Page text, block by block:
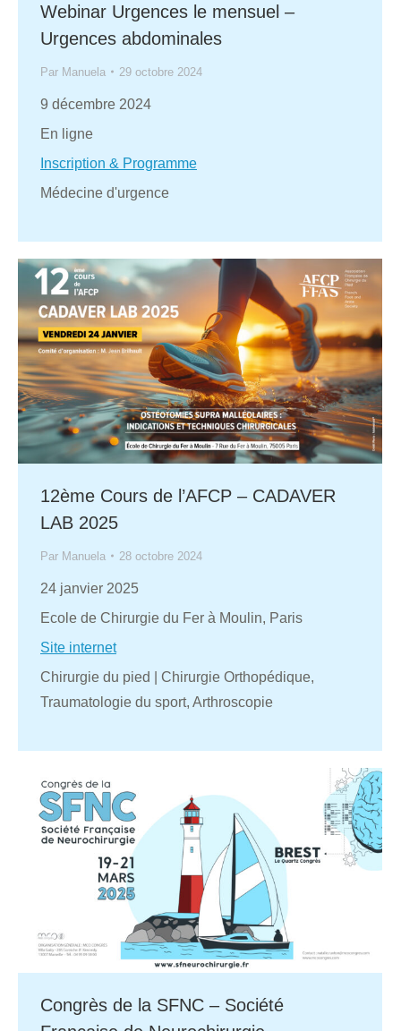
Webinar Urgences le mensuel –
Urgences abdominales
Par Manuela 29 octobre 2024
9 décembre 2024
En ligne
Inscription & Programme
Médecine d'urgence
12ème Cours de l’AFCP – CADAVER
LAB 2025
Par Manuela 28 octobre 2024
24 janvier 2025
Ecole de Chirurgie du Fer à Moulin, Paris
Site internet
Chirurgie du pied | Chirurgie Orthopédique,
Traumatologie du sport, Arthroscopie
Congrès de la SFNC – Société